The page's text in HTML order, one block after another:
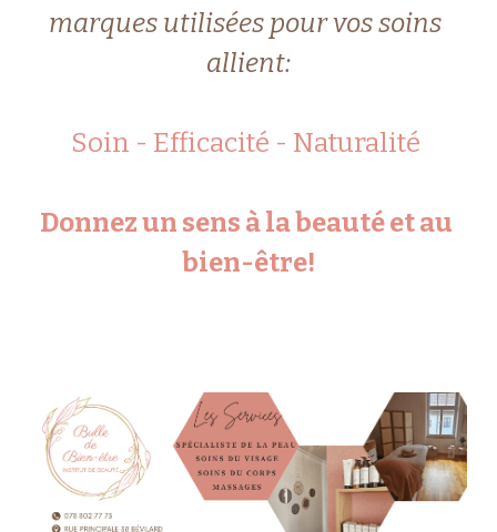
marques utilisées pour vos soins
allient:
Soin - Efficacité - Naturalité
Donnez un sens à la beauté et au
bien-être!